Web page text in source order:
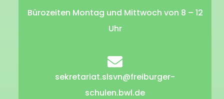
Bürozeiten Montag und Mittwoch von 8 – 12
Uhr
sekretariat.slsvn@freiburger-
schulen.bwl.de